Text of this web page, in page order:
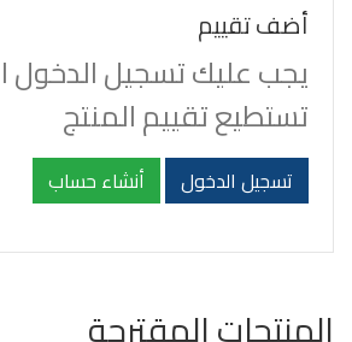
أضف تقييم
يجب عليك تسجيل الدخول
تستطيع تقييم المنتج
تسجيل الدخول أنشاء حساب